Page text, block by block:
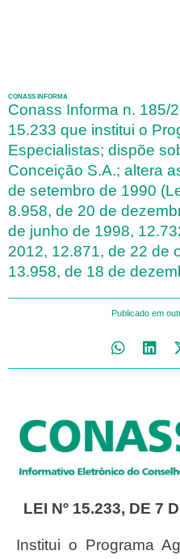
CONASS INFORMA
Conass Informa n. 185/
15.233 que institui o
Especialistas; dispõe
Conceição S.A.; altera
de setembro de 1990
8.958, de 20 de
de junho de 1998,
2012, 12.871, de 22 de
13.958, de 18 de
Publicado em
LEI Nº 15.233, DE 7
Institui o Programa Agora Tem Especialistas;